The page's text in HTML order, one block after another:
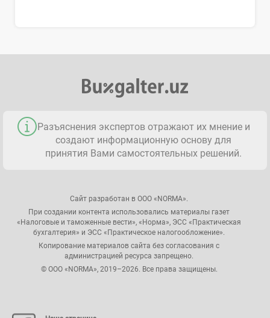
Разъяснения экспертов отражают их мнение и
создают информационную основу для
принятия Вами самостоятельных решений.
Сайт разработан в ООО «NORMA».
При создании контента использовались материалы газет
«Налоговые и таможенные вести», «Норма», ЭСС «Практическая
бухгалтерия» и ЭСС «Практическое налогообложение».
Копирование материалов сайта без согласования с
администрацией ресурса запрещено.
© ООО «NORMA», 2019–2026. Все права защищены.